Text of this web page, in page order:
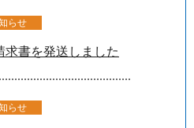
らせ
求書を発送しました
らせ